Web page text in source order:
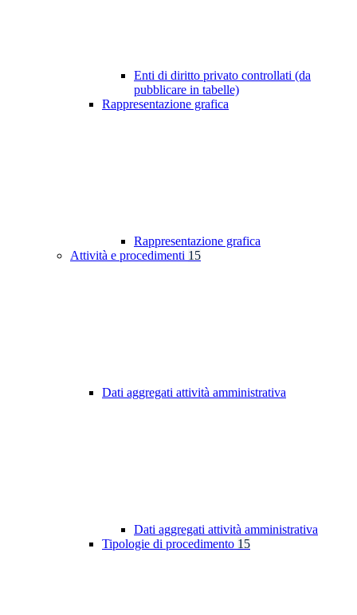
Enti di diritto privato controllati (da
pubblicare in tabelle)
Rappresentazione grafica
Rappresentazione grafica
Attività e procedimenti 15
Dati aggregati attività amministrativa
Dati aggregati attività amministrativa
Tipologie di procedimento 15